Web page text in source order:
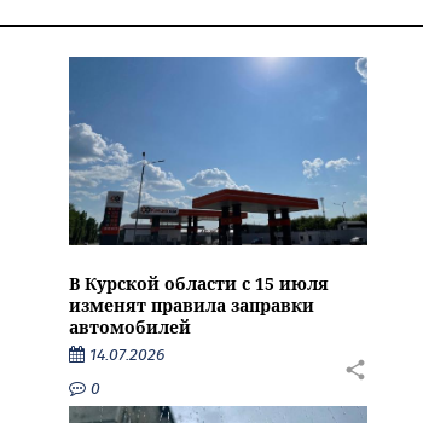
В Курской области с 15 июля
изменят правила заправки
автомобилей
14.07.2026
0